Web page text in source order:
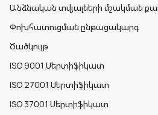
Անձնական տվյալների մշակման
Փոխհատուցման ընթացակարգ
Ծածկույթ
ISO 9001 Սերտիֆիկատ
ISO 27001 Սերտիֆիկատ
ISO 37001 Սերտիֆիկատ